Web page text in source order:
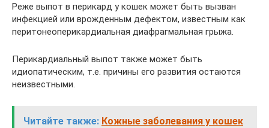
Реже выпот в перикард у кошек может быть вызван
инфекцией или врожденным дефектом, известным как
перитонеоперикардиальная диафрагмальная грыжа.
Перикардиальный выпот также может быть
идиопатическим, т.е. причины его развития остаются
неизвестными.
Читайте также: Кожные заболевания у кошек